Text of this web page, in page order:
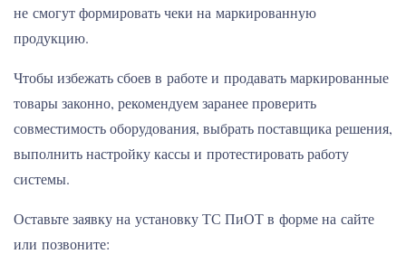
не смогут формировать чеки на маркированную
продукцию.
Чтобы избежать сбоев в работе и продавать маркированные
товары законно, рекомендуем заранее проверить
совместимость оборудования, выбрать поставщика решения,
выполнить настройку кассы и протестировать работу
системы.
Оставьте заявку на установку ТС ПиОТ в форме на сайте
или позвоните: